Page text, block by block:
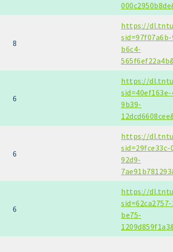
8
https://
b6c4-
6
https://
sid=40ef163e-
9b39-
6
https://
92d9-
6
https://
be75-